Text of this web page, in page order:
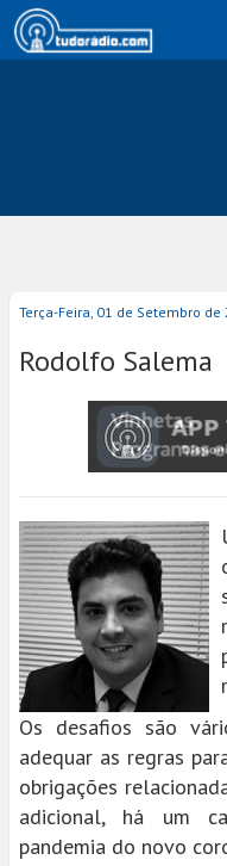
Terça-Feira, 01 de Setembro
Rodolfo Salema
Os desafios são
adequar as regras
obrigações
adicional, há um
pandemia do novo